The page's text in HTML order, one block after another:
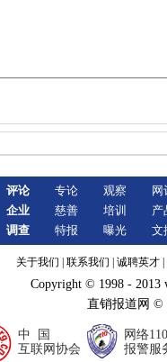
评论
企业
调查
专论
慈善
特报
观察
培训
曝光
网
产
文
关于我们 联系我们 诚聘英才
Copyright © 1998 - 2013
直销报道网
中 国
互联网协会
网络110
报警服